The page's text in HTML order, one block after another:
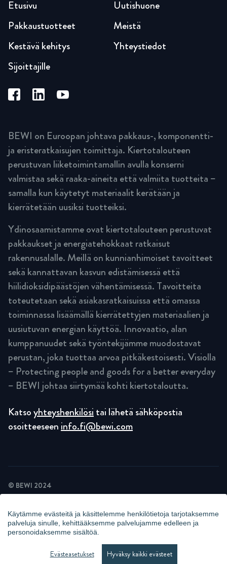
Käytämme evästeitä ja käsittelemme henkilötietoja tarjotaksemme
palveluja sinulle, kehittääksemme palvelujamme edelleen ja
personoidaksemme sisältöä.
Evästeasetukset Hyväksy kaikki evästeet
Etusivu
Pakkaustuotteet
Kestävä kehitys
Sijoittajille
Uutishuone
Meistä
Yhteystiedot
BEWI on Euroopan johtava pakkaus-, komponentti-
ja eristeratkaisujen toimittaja. Kiertotalouteen
perustuvan liiketoimintamallin avulla konserni
valmistaa sekä raaka-aineita että valmiita tuotteita –
samalla kun käytetyt materiaalit kerätään ja
kierrätetään uusiksi tuotteiksi.
Ydinosaamistamme ovat kiertotalouteen perustuvat
pakkaukset ja energiatehokkaat ratkaisut
rakennusalalle. Meillä on kunnianhimoiset tavoitteet
sekä kannattavan kasvun edistämisessä että
hiilidioksidipäästöjen vähentämisessä. Tavoitteita
toteutetaan sekä asiakasratkaisuissa että omassa
toiminnassa lisäämällä kierrätettyjen materiaalien ja
uusiutuvan energian käyttöä. Innovaatio, alan
kumppanuudet sekä työntekijämme muodostavat
perustan, joka tuottaa arvoa pitkäkestoisesti. Visiolla
– Protecting people and goods for a better everyday
– BEWI johtaa siirtymää kohti kiertotaloutta.
Katsoyhteyshenkilösitai lähetä sähköpostia
osoitteeseeninfo.fi@bewi.com
© BEWI 2024
TIETOSUOJASELOSTE
UUTISKIRJEIDEN TIETOSUOJAKÄYTÄNTÖ
KAMERAVALVONTAILMOITUS
HALLITSE EVÄSTEITÄ